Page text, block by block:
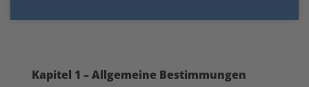
Kapitel 1 – Allgemeine Bestimmungen